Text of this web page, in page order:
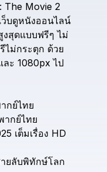
The Movie 2
ว็บดูหนังออนไลน์
สุดแบบฟรีๆ ไม่
ไม่กระตุก ด้วย
ละ 1080px ไป
กย์ไทย
ากย์ไทย
เต็มเรื่อง HD
ยลับพิทักษ์โลก